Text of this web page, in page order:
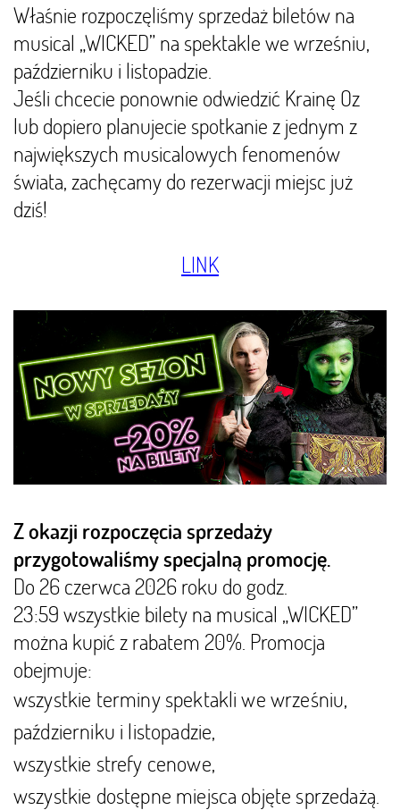
Właśnie rozpoczęliśmy sprzedaż biletów na
musical „WICKED” na spektakle we wrześniu,
październiku i listopadzie.
Jeśli chcecie ponownie odwiedzić Krainę Oz
lub dopiero planujecie spotkanie z jednym z
największych musicalowych fenomenów
świata, zachęcamy do rezerwacji miejsc już
dziś!
LINK
Z okazji rozpoczęcia sprzedaży
przygotowaliśmy specjalną promocję.
Do 26 czerwca 2026 roku do godz.
23:59 wszystkie bilety na musical „WICKED”
można kupić z rabatem 20%. Promocja
obejmuje:
wszystkie terminy spektakli we wrześniu,
październiku i listopadzie,
wszystkie strefy cenowe,
wszystkie dostępne miejsca objęte sprzedażą.